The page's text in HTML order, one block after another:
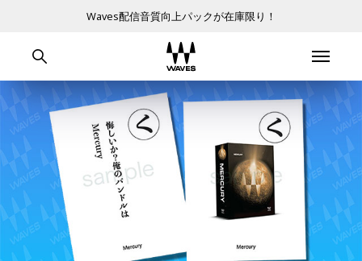
Waves配信音質向上パックが在庫限り！